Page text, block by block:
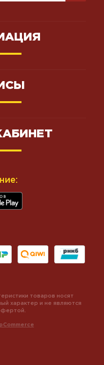
товаров носят
характер и не являются